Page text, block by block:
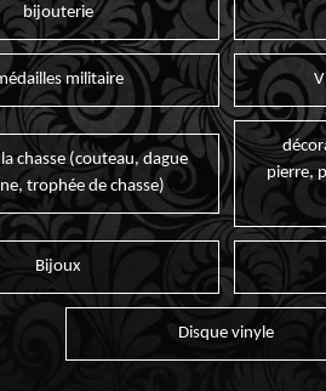
bijouterie
militaire
chasse (couteau, dague
trophée de chasse)
pierre,
Bijoux
Disque vinyle